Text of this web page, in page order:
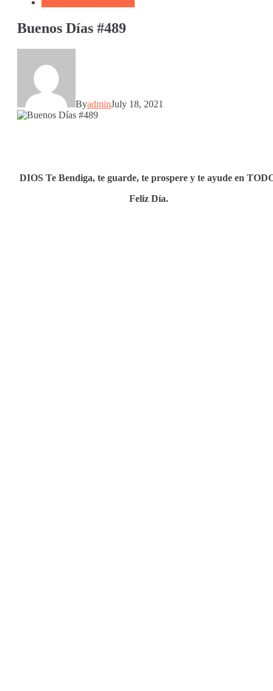
Buenos Días #489
ByadminJuly 18, 2021
DIOS Te Bendiga, te guarde, te prospere y te ayude en
Feliz Día.